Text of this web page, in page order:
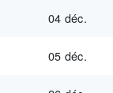
04 déc.
05 déc.